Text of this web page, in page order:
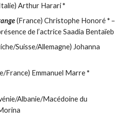
Arthur Harari*
(France) Christophe Honoré* –
de l’actrice Saadia Bentaïeb
Suisse/Allemagne) Johanna
France) Emmanuel Marre*
Albanie/Macédoine du